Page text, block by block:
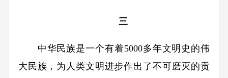
三
中华民族是一个有着5000多年文明史的伟
大民族，为人类文明进步作出了不可磨灭的贡